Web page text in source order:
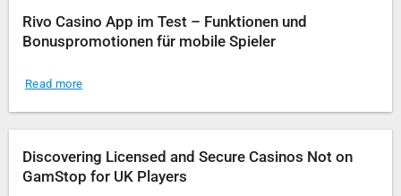
Rivo Casino App im Test – Funktionen und
Bonuspromotionen für mobile Spieler
Read more
Discovering Licensed and Secure Casinos Not on
GamStop for UK Players